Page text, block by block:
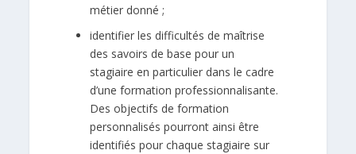
métier donné ;
identifier les difficultés de maîtrise
des savoirs de base pour un
stagiaire en particulier dans le cadre
d’une formation professionnalisante.
Des objectifs de formation
personnalisés pourront ainsi être
identifiés pour chaque stagiaire sur